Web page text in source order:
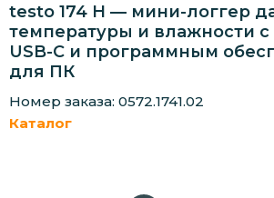
testo 174 H — мини-логгер
температуры и влажности
USB-C и программным
для ПК
Номер заказа: 0572.1741.02
Каталог